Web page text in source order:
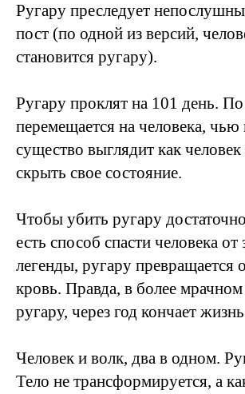
Ругару преследует
пост (по одной из версий,
становится ругару).
Ругару проклят на 101 день.
перемещается на человека,
существо выглядит как человек
скрыть свое состояние.
Чтобы убить ругару
есть способ спасти человека
легенды, ругару превращается
кровь. Правда, в более
ругару, через год кончает
Человек и волк, два в одном.
Тело не трансформируется, а